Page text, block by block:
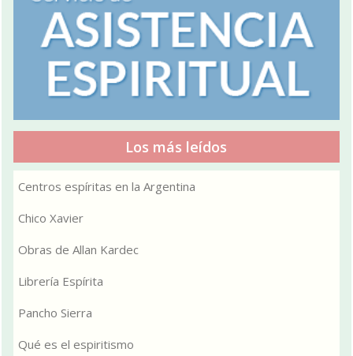
Los más leídos
Centros espíritas en la Argentina
Chico Xavier
Obras de Allan Kardec
Librería Espírita
Pancho Sierra
Qué es el espiritismo